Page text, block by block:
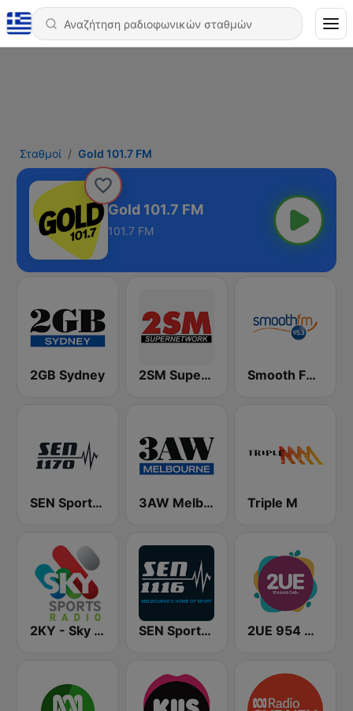
Σταθμοί Gold 101.7 FM
Gold 101.7 FM
101.7 FM
2GB Sydney 2SM Super Radio Smooth FM 95.3 Sydney
SEN Sports 1170 Sydney 3AW Melbourne Triple M
2KY - Sky Sports Radio SEN Sports 1116 AM 2UE 954 AM